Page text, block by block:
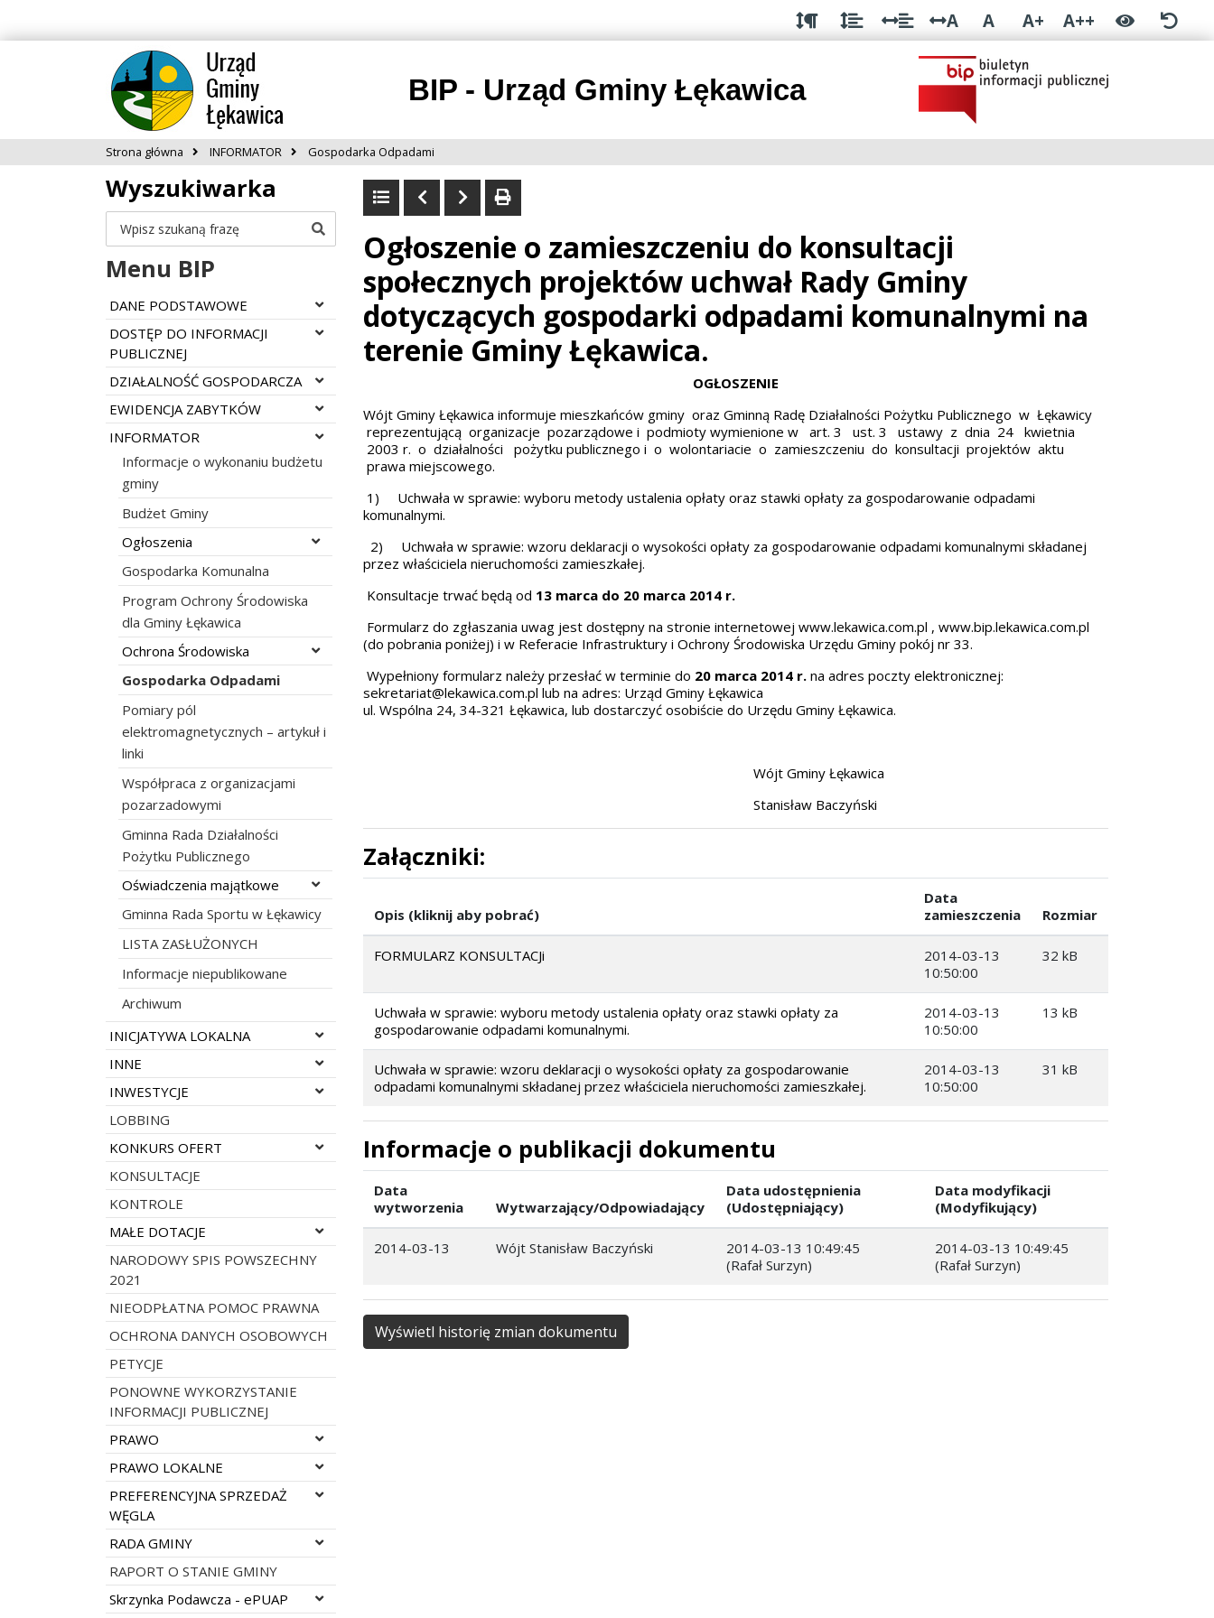
A A A+ A++
BIP - Urząd Gminy Łękawica
Strona główna INFORMATOR Gospodarka Odpadami
Wyszukiwarka
Szukaj
Menu BIP
Rozwiń menu
DANE PODSTAWOWE
Rozwiń menu
DOSTĘP DO INFORMACJI
PUBLICZNEJ
Rozwiń menu
DZIAŁALNOŚĆ GOSPODARCZA
Rozwiń menu
EWIDENCJA ZABYTKÓW
Rozwiń menu
INFORMATOR
Informacje o wykonaniu budżetu
gminy
Budżet Gminy
Rozwiń menu
Ogłoszenia
Gospodarka Komunalna
Program Ochrony Środowiska
dla Gminy Łękawica
Rozwiń menu
Ochrona Środowiska
Gospodarka Odpadami
Pomiary pól
elektromagnetycznych – artykuł i
linki
Współpraca z organizacjami
pozarzadowymi
Gminna Rada Działalności
Pożytku Publicznego
Rozwiń menu
Oświadczenia majątkowe
Gminna Rada Sportu w Łękawicy
LISTA ZASŁUŻONYCH
Informacje niepublikowane
Archiwum
Rozwiń menu
INICJATYWA LOKALNA
Rozwiń menu
INNE
Rozwiń menu
INWESTYCJE
LOBBING
Rozwiń menu
KONKURS OFERT
KONSULTACJE
KONTROLE
Rozwiń menu
MAŁE DOTACJE
NARODOWY SPIS POWSZECHNY
2021
NIEODPŁATNA POMOC PRAWNA
OCHRONA DANYCH OSOBOWYCH
PETYCJE
PONOWNE WYKORZYSTANIE
INFORMACJI PUBLICZNEJ
Rozwiń menu
PRAWO
Rozwiń menu
PRAWO LOKALNE
Rozwiń menu
PREFERENCYJNA SPRZEDAŻ
WĘGLA
Rozwiń menu
RADA GMINY
RAPORT O STANIE GMINY
Rozwiń menu
Skrzynka Podawcza - ePUAP
Ogłoszenie o zamieszczeniu do konsultacji
społecznych projektów uchwał Rady Gminy
dotyczących gospodarki odpadami komunalnymi na
terenie Gminy Łękawica.
OGŁOSZENIE
Wójt Gminy Łękawica informuje mieszkańców gminy oraz Gminną Radę Działalności Pożytku Publicznego w Łękawicy
reprezentującą organizacje pozarządowe i podmioty wymienione w art. 3 ust. 3 ustawy z dnia 24 kwietnia
2003 r. o działalności pożytku publicznego i o wolontariacie o zamieszczeniu do konsultacji projektów aktu
prawa miejscowego.
1) Uchwała w sprawie: wyboru metody ustalenia opłaty oraz stawki opłaty za gospodarowanie odpadami
komunalnymi.
2) Uchwała w sprawie: wzoru deklaracji o wysokości opłaty za gospodarowanie odpadami komunalnymi składanej
przez właściciela nieruchomości zamieszkałej.
Konsultacje trwać będą od 13 marca do 20 marca 2014 r.
Formularz do zgłaszania uwag jest dostępny na stronie internetowej www.lekawica.com.pl , www.bip.lekawica.com.pl
(do pobrania poniżej) i w Referacie Infrastruktury i Ochrony Środowiska Urzędu Gminy pokój nr 33.
Wypełniony formularz należy przesłać w terminie do 20 marca 2014 r. na adres poczty elektronicznej:
sekretariat@lekawica.com.pl lub na adres: Urząd Gminy Łękawica
ul. Wspólna 24, 34-321 Łękawica, lub dostarczyć osobiście do Urzędu Gminy Łękawica.
Wójt Gminy Łękawica
Stanisław Baczyński
Załączniki:
Opis (kliknij aby pobrać)
Data
zamieszczenia
Rozmiar
FORMULARZ KONSULTACJi
2014-03-13
10:50:00
32 kB
Uchwała w sprawie: wyboru metody ustalenia opłaty oraz stawki opłaty za
gospodarowanie odpadami komunalnymi.
2014-03-13
10:50:00
13 kB
Uchwała w sprawie: wzoru deklaracji o wysokości opłaty za gospodarowanie
odpadami komunalnymi składanej przez właściciela nieruchomości zamieszkałej.
2014-03-13
10:50:00
31 kB
Informacje o publikacji dokumentu
Data
wytworzenia
Wytwarzający/Odpowiadający
Data udostępnienia
(Udostępniający)
Data modyfikacji
(Modyfikujący)
2014-03-13 Wójt Stanisław Baczyński
2014-03-13 10:49:45
(Rafał Surzyn)
2014-03-13 10:49:45
(Rafał Surzyn)
Wyświetl historię zmian dokumentu